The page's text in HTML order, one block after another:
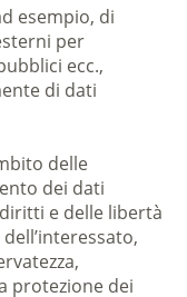
esempio, di
per
ecc.,
di dati
delle
dei dati
e delle libertà
protezione dei